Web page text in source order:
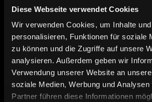
Diese Webseite verwendet Cookies
Wir verwenden Cookies, um Inhalte
personalisieren, Funktionen für soziale
zu können und die Zugriffe auf unsere
analysieren. Außerdem geben wir
Verwendung unserer Website an
soziale Medien, Werbung und
Partner führen diese Informationen
English
Äkäskero Prospekt
Online Buchen
Kontakt | Anfahrt
Wildnistour – 7 Nächte
Panoramatour – 14 Nächte